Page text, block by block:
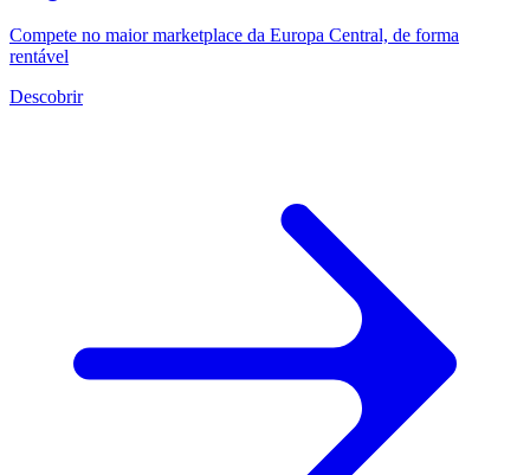
Compete no maior marketplace da Europa Central, de forma
rentável
Descobrir